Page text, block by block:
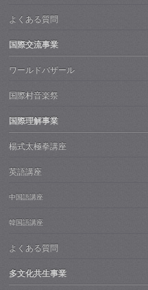
よくある質問
国際交流事業
ワールドバザール
国際村音楽祭
国際理解事業
楊式太極拳講座
英語講座
中国語講座
韓国語講座
よくある質問
多文化共生事業